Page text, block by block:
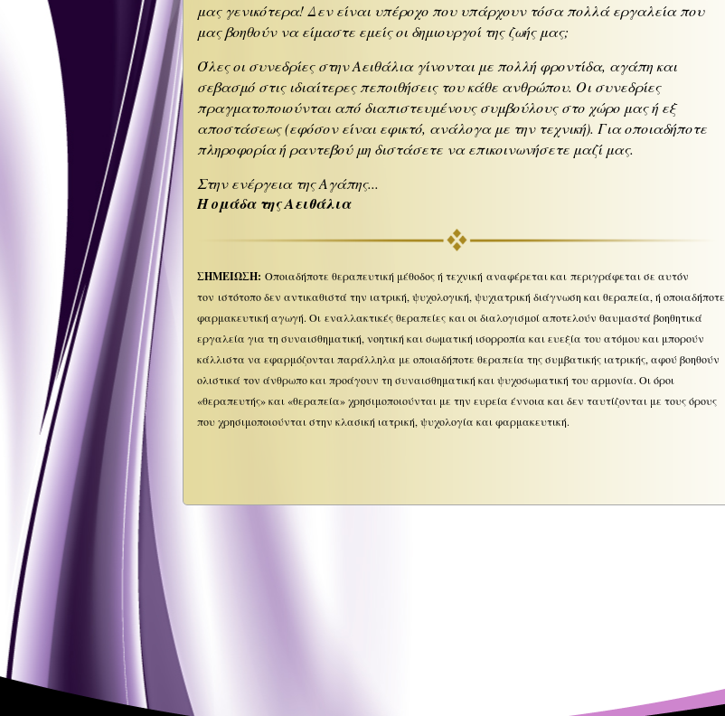
μας γενικότερα! Δεν είναι υπέροχο που υπάρχουν τόσα πολλά εργαλεία που
μας βοηθούν να είμαστε εμείς οι δημιουργοί της ζωής μας;
Όλες οι συνεδρίες στην Αειθάλια γίνονται με πολλή φροντίδα, αγάπη και
σεβασμό στις ιδιαίτερες πεποιθήσεις του κάθε ανθρώπου. Οι συνεδρίες
πραγματοποιούνται από διαπιστευμένους συμβούλους στο χώρο μας ή εξ
αποστάσεως (εφόσον είναι εφικτό, ανάλογα με την τεχνική). Για οποιαδήποτε
πληροφορία ή ραντεβού μη διστάσετε να επικοινωνήσετε μαζί μας.
Στην ενέργεια της Αγάπης...
Η ομάδα της Αειθάλια
ΣΗΜΕΙΩΣΗ: Οποιαδήποτε θεραπευτική μέθοδος ή τεχνική αναφέρεται και περιγράφεται σε αυτόν
τον ιστότοπο δεν αντικαθιστά την ιατρική, ψυχολογική, ψυχιατρική διάγνωση και θεραπεία, ή οποιαδήποτε
φαρμακευτική αγωγή. Οι εναλλακτικές θεραπείες και οι διαλογισμοί αποτελούν θαυμαστά βοηθητικά
εργαλεία για τη συναισθηματική, νοητική και σωματική ισορροπία και ευεξία του ατόμου και μπορούν
κάλλιστα να εφαρμόζονται παράλληλα με οποιαδήποτε θεραπεία της συμβατικής ιατρικής, αφού βοηθούν
ολιστικά τον άνθρωπο και προάγουν τη συναισθηματική και ψυχοσωματική του αρμονία. Οι όροι
«θεραπευτής» και «θεραπεία» χρησιμοποιούνται με την ευρεία έννοια και δεν ταυτίζονται με τους όρους
που χρησιμοποιούνται στην κλασική ιατρική, ψυχολογία και φαρμακευτική.